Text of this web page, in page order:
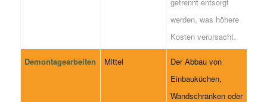
werden, was höhere
Kosten verursacht.
Demontagearbeiten Mittel
Der Abbau von
Einbauküchen,
Wandschränken oder